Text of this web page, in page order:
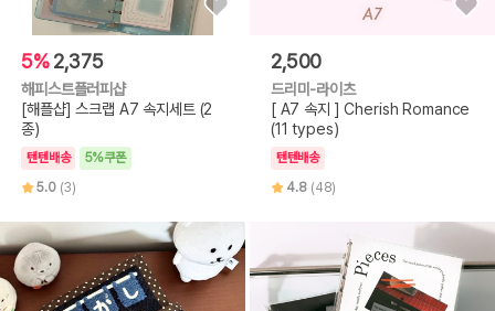
5% 2,375
해피스트플러피샵
[해플샵] 스크랩 A7 속지세트 (2
종)
텐텐배송
5%쿠폰
5.0 (3)
2,500
드리미-라이츠
[ A7 속지 ] Cherish Romance
(11 types)
텐텐배송
4.8 (48)